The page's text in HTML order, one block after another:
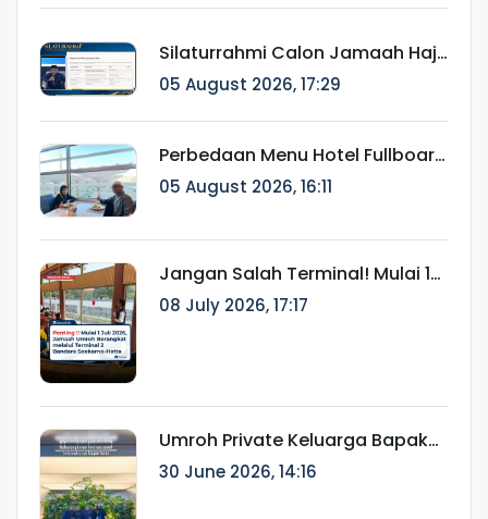
Silaturrahmi Calon Jamaah Haji
Munatour 1448 H/2026:
Komitmen Mendampingi
Jamaah Sejak Pendaftaran
hingga Pasca Haji
05 August 2026, 17:29
Perbedaan Menu Hotel Fullboard
Internasional dan Fullboard
Fareast untuk Haji & Umroh
05 August 2026, 16:11
Jangan Salah Terminal! Mulai 1
Juli 2026, Jamaah Umroh
Berangkat melalui Terminal 2
08 July 2026, 17:17
Umroh Private Keluarga Bapak
Ainur Rifki: Perjalanan Ibadah
Eksklusif Bersama Munatour
30 June 2026, 14:16